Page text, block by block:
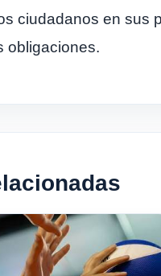
ciudadanos en sus
obligaciones.